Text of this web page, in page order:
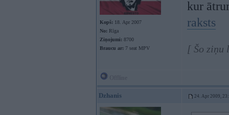
Kopš: 18. Apr 2007
No: Rīga
Ziņojumi: 8700
Braucu ar: 7 seat MPV
kur
raksts
[ Šo ziņu
Dzhanis 24. Apr 2009,